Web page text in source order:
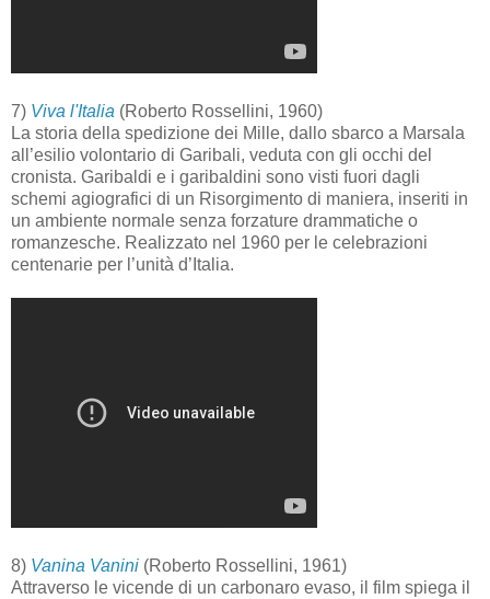
7) Viva l'Italia (Roberto Rossellini, 1960)
La storia della spedizione dei Mille, dallo sbarco a Marsala
all’esilio volontario di Garibali, veduta con gli occhi del
cronista. Garibaldi e i garibaldini sono visti fuori dagli
schemi agiografici di un Risorgimento di maniera, inseriti in
un ambiente normale senza forzature drammatiche o
romanzesche. Realizzato nel 1960 per le celebrazioni
centenarie per l’unità d’Italia.
8) Vanina Vanini (Roberto Rossellini, 1961)
Attraverso le vicende di un carbonaro evaso, il film spiega il